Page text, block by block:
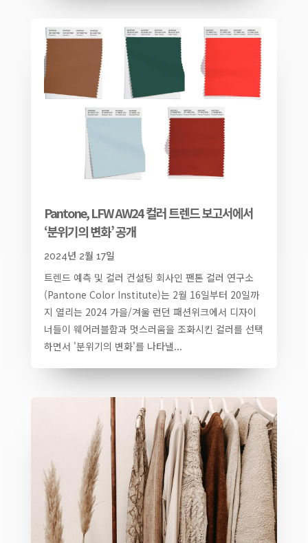
Pantone, LFW AW24 컬러 트렌드 보고서에서
‘분위기의 변화’ 공개
2024년 2월 17일
트렌드 예측 및 컬러 컨설팅 회사인 팬톤 컬러 연구소
(Pantone Color Institute)는 2월 16일부터 20일까
지 열리는 2024 가을/겨울 런던 패션위크에서 디자이
너들이 웨어러블함과 멋스러움을 조화시킨 컬러를 선택
하면서 '분위기의 변화'를 나타낼...